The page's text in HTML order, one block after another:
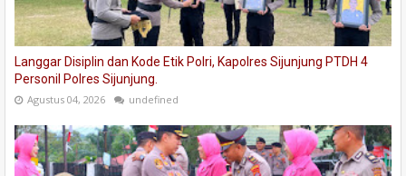
Langgar Disiplin dan Kode Etik Polri, Kapolres Sijunjung PTDH 4
Personil Polres Sijunjung.
Agustus 04, 2026 undefined